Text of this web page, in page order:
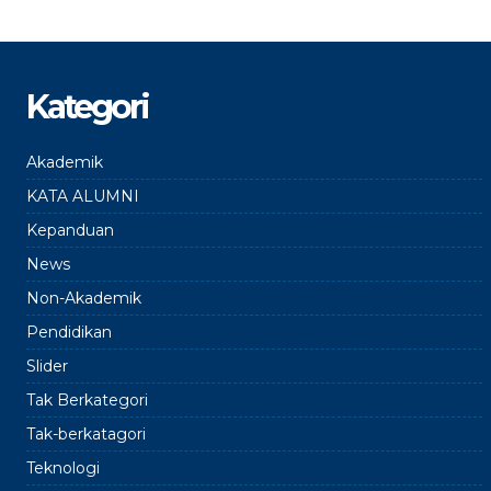
Kategori
Akademik
KATA ALUMNI
Kepanduan
News
Non-Akademik
Pendidikan
Slider
Tak Berkategori
Tak-berkatagori
Teknologi